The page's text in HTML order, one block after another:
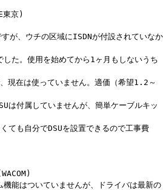
京)
が、ウチの区域にISDNが付設されていなか
た。使用を始めてから1ヶ月もしないうち
現在は使っていません。適価（希望1.2～
は付属していませんが、簡単ケーブルキッ
ても自分でDSUを設置できるので工事費
能はついていませんが、ドライバは最新の